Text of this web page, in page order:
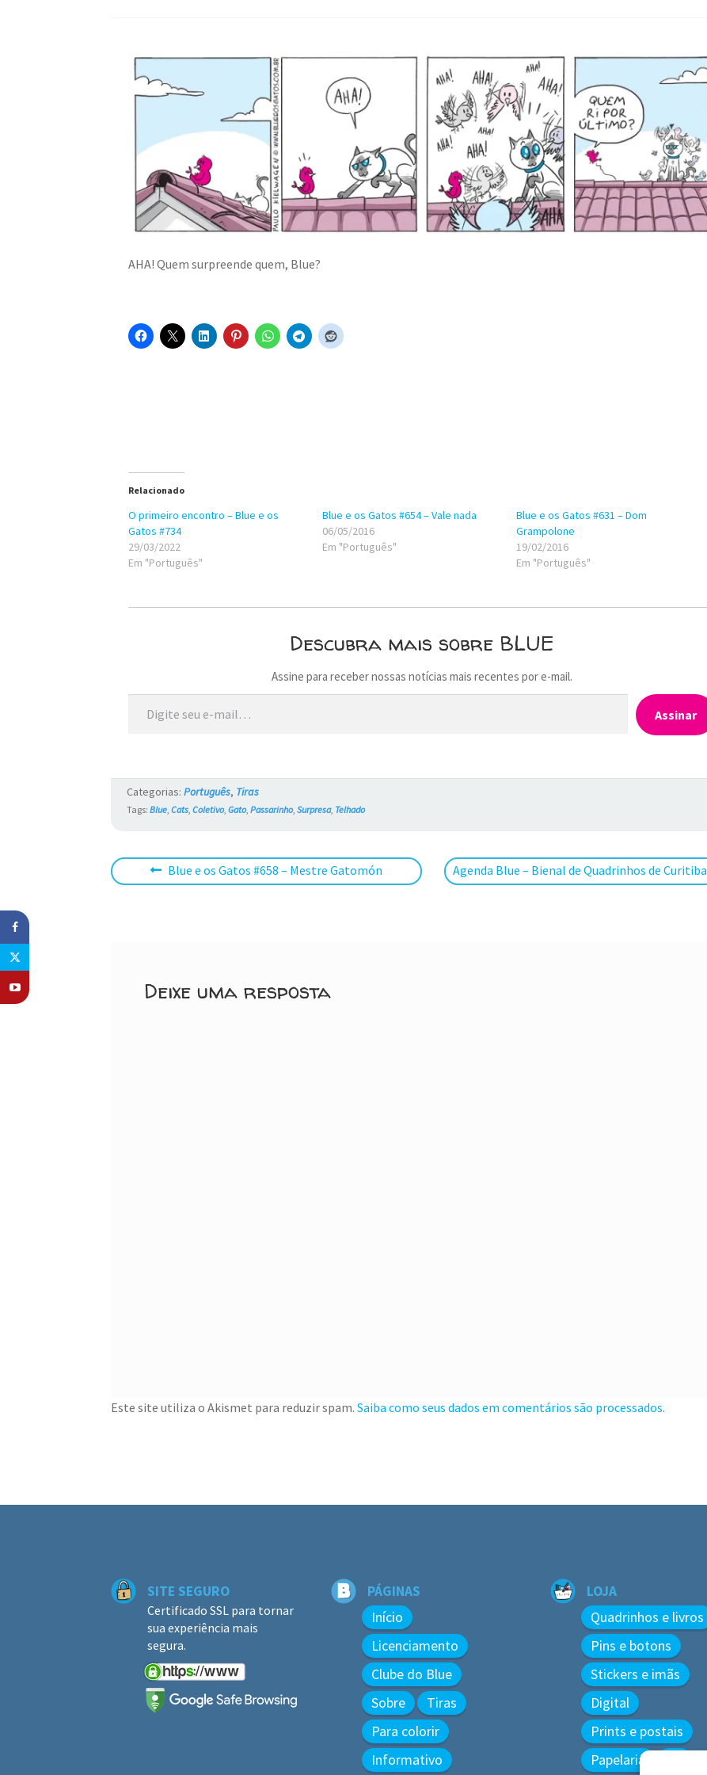
AHA! Quem surpreende quem, Blue?
Relacionado
O primeiro encontro – Blue e os
Gatos #734
29/03/2022
Em "Português"
Blue e os Gatos #654 – Vale nada
06/05/2016
Em "Português"
Blue e os Gatos #631 – Dom
Grampolone
19/02/2016
Em "Português"
Descubra mais sobre BLUE
Assine para receber nossas notícias mais recentes por e-mail.
Digite seu e-mail…
Assinar
Categorias:Português, Tiras
Tags:Blue,Cats,Coletivo,Gato,Passarinho,Surpresa, Telhado
Navegação
Post
Blue e os Gatos #658 – Mestre Gatomón
Próximo
Agenda Blue – Bienal de Quadrinhos de Curitiba
Deixe uma resposta
Este site utiliza o Akismet para reduzir spam.Saiba como seus dados em comentários são processados.
SITE SEGURO
Certificado SSL para tornar
sua experiência mais
segura.
PÁGINAS
Início
Licenciamento
Clube do Blue
Sobre
Tiras
Para colorir
Informativo
LOJA
Quadrinhos e livros
Pins e botons
Stickers e imãs
Digital
Prints e postais
Papelaria